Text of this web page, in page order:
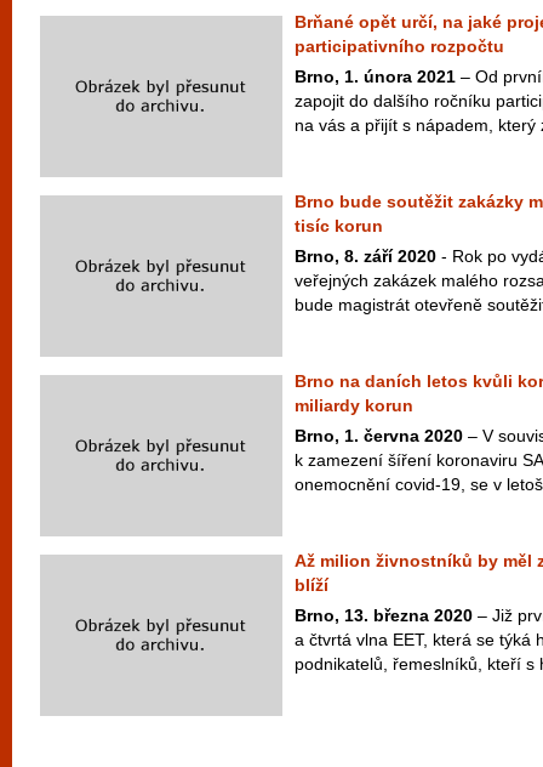
Brňané opět určí, na jaké
participativního rozpočtu
Brno, 1. února 2021 – Od
zapojit do dalšího ročníku
na vás a přijít s nápadem, který
Brno bude soutěžit zakázky
tisíc korun
Brno, 8. září 2020 - Rok po
veřejných zakázek malého
bude magistrát otevřeně
Brno na daních letos kvůli
miliardy korun
Brno, 1. června 2020 – V
k zamezení šíření koronaviru
onemocnění covid-19, se v
Až milion živnostníků by měl
blíží
Brno, 13. března 2020 – Již
a čtvrtá vlna EET, která se týká
podnikatelů, řemeslníků, kteří s